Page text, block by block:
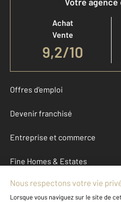
Achat
Vente
9,2/10
Offres d'emploi
Devenir franchisé
Entreprise et commerce
Fine Homes & Estates
À propos